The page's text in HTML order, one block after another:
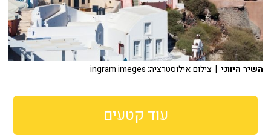
השיר היווני | צילום אילוסטרציה: ingram imeges
עוד קטעים